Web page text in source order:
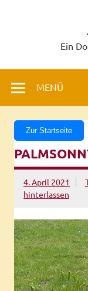
Ein
MENÜ
Zur Startseite
4. April 2021
hinterlassen